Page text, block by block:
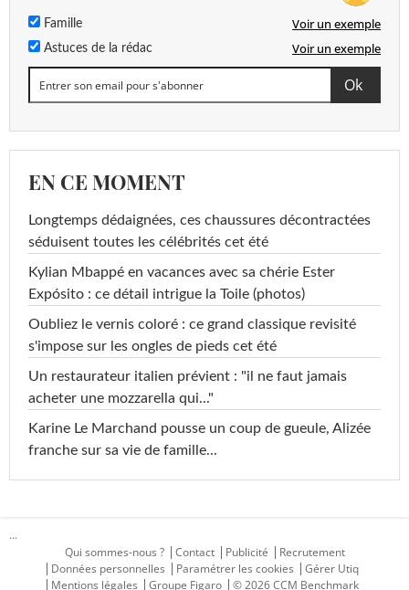
Famille Voir un exemple
Astuces de la rédac Voir un exemple
EN CE MOMENT
Longtemps dédaignées, ces chaussures décontractées
séduisent toutes les célébrités cet été
Kylian Mbappé en vacances avec sa chérie Ester
Expósito : ce détail intrigue la Toile (photos)
Oubliez le vernis coloré : ce grand classique revisité
s'impose sur les ongles de pieds cet été
Un restaurateur italien prévient : "il ne faut jamais
acheter une mozzarella qui..."
Karine Le Marchand pousse un coup de gueule, Alizée
franche sur sa vie de famille...
...
Qui sommes-nous ?
Contact Publicité
Recrutement
Données personnelles
Paramétrer les cookies
Gérer Utiq
Mentions légales
Groupe Figaro © 2026 CCM Benchmark